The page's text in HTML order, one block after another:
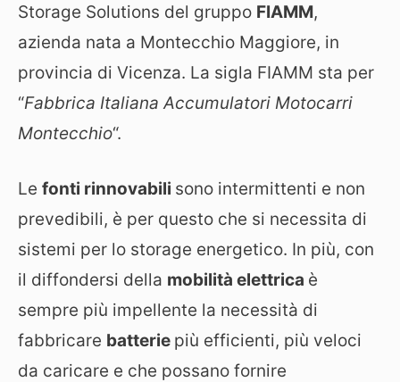
Storage Solutions del gruppo FIAMM,
azienda nata a Montecchio Maggiore, in
provincia di Vicenza. La sigla FIAMM sta per
“Fabbrica Italiana Accumulatori Motocarri
Montecchio“.
Le fonti rinnovabili sono intermittenti e non
prevedibili, è per questo che si necessita di
sistemi per lo storage energetico. In più, con
il diffondersi della mobilità elettrica è
sempre più impellente la necessità di
fabbricare batterie più efficienti, più veloci
da caricare e che possano fornire